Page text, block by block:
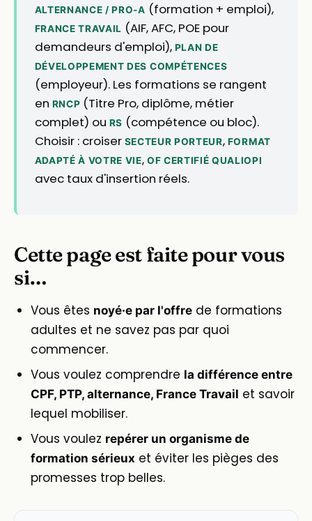
ALTERNANCE / PRO-A (formation + emploi),
FRANCE TRAVAIL (AIF, AFC, POE pour
demandeurs d'emploi), PLAN DE
DÉVELOPPEMENT DES COMPÉTENCES
(employeur). Les formations se rangent
en RNCP (Titre Pro, diplôme, métier
complet) ou RS (compétence ou bloc).
Choisir : croiser SECTEUR PORTEUR, FORMAT
ADAPTÉ À VOTRE VIE, OF CERTIFIÉ QUALIOPI
avec taux d'insertion réels.
Cette page est faite pour vous
si…
Vous êtes noyé·e par l'offre de formations
adultes et ne savez pas par quoi
commencer.
Vous voulez comprendre la différence entre
CPF, PTP, alternance, France Travail et savoir
lequel mobiliser.
Vous voulez repérer un organisme de
formation sérieux et éviter les pièges des
promesses trop belles.